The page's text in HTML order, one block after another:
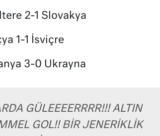
2-1 Slovakya
1-1 İsviçre
3-0 Ukrayna
GÜLEEEERRRR!!! ALTIN
GOL!! BİR JENERİKLİK